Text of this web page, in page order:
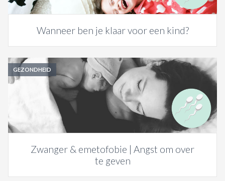
Wanneer ben je klaar voor een kind?
GEZONDHEID
Zwanger & emetofobie | Angst om over
te geven